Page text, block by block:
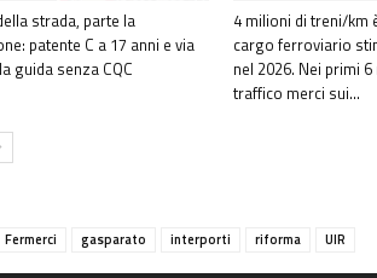
strada, parte la
patente C a 17 anni e via
guida senza CQC
4 milioni di treni/km
cargo ferroviario
nel 2026. Nei primi
traffico merci sui...
Fermerci gasparato interporti riforma UIR